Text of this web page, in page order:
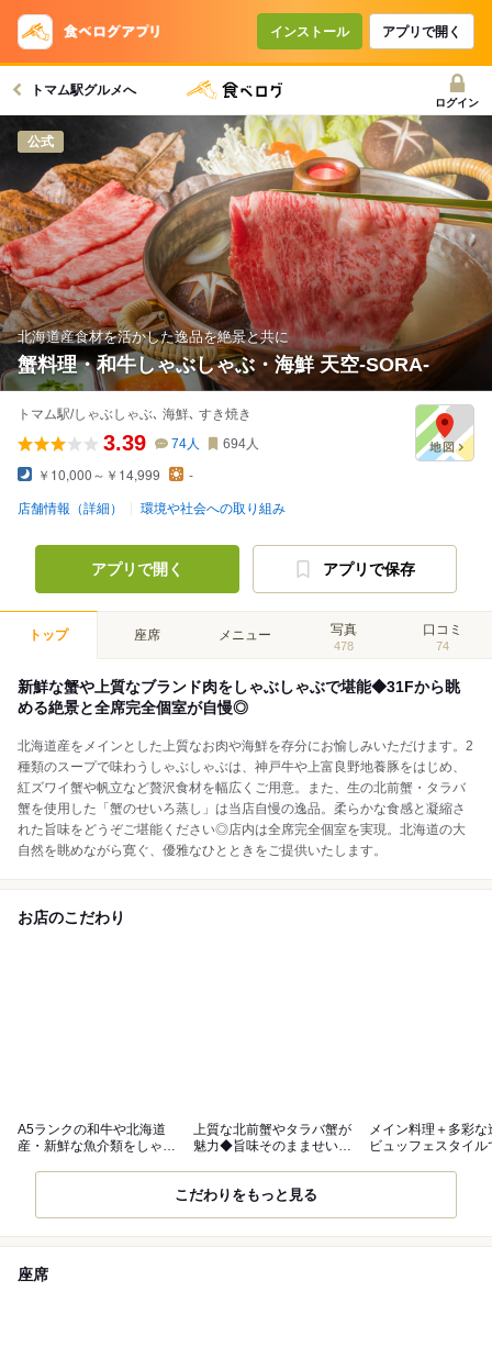
インストール アプリで開く
トマム駅グルメへ
ログイン
公式
北海道産食材を活かした逸品を絶景と共に
蟹料理・和牛しゃぶしゃぶ・海鮮 天空-SORA-
トマム駅/しゃぶしゃぶ､ 海鮮､ すき焼き
3.39 74人 694人
￥10,000～￥14,999 -
店舗情報（詳細） 環境や社会への取り組み
アプリで開く アプリで保存
トップ 座席 メニュー 写真
478
口コミ
74
新鮮な蟹や上質なブランド肉をしゃぶしゃぶで堪能◆31Fから眺
める絶景と全席完全個室が自慢◎
北海道産をメインとした上質なお肉や海鮮を存分にお愉しみいただけます。2
種類のスープで味わうしゃぶしゃぶは、神戸牛や上富良野地養豚をはじめ、
紅ズワイ蟹や帆立など贅沢食材を幅広くご用意。また、生の北前蟹・タラバ
蟹を使用した「蟹のせいろ蒸し」は当店自慢の逸品。柔らかな食感と凝縮さ
れた旨味をどうぞご堪能ください◎店内は全席完全個室を実現。北海道の大
自然を眺めながら寛ぐ、優雅なひとときをご提供いたします。
お店のこだわり
A5ランクの和牛や北海道
産・新鮮な魚介類をしゃぶ
上質な北前蟹やタラバ蟹が
魅力◆旨味そのまませいろ
メイン料理＋多彩な
ビュッフェスタイル
こだわりをもっと見る
座席